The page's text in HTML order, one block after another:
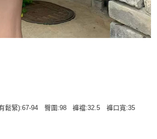
鬆緊):67-94 臀圍:98 褲襠:32.5 褲口寬:35